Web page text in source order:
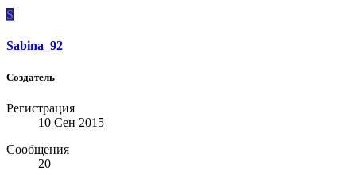
S
Sabina_92
Создатель
Регистрация
10 Сен 2015
Сообщения
20